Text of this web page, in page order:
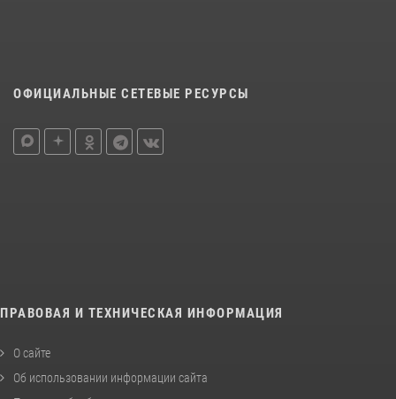
ОФИЦИАЛЬНЫЕ СЕТЕВЫЕ РЕСУРСЫ
ПРАВОВАЯ И ТЕХНИЧЕСКАЯ ИНФОРМАЦИЯ
О сайте
Об использовании информации сайта